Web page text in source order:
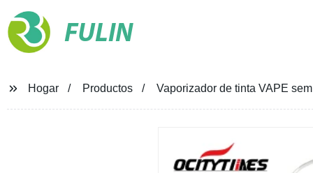
FULIN
Hogar Productos Vaporizador de tinta VAPE